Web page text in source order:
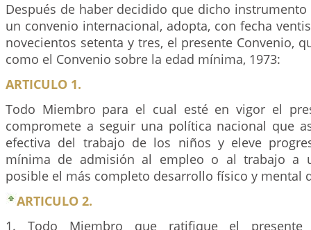
Después de haber decidido que dicho
un convenio internacional, adopta, con fecha
novecientos setenta y tres, el presente Convenio,
como el Convenio sobre la edad mínima, 1973:
ARTICULO 1.
Todo Miembro para el cual esté en vigor el
compromete a seguir una política nacional que
efectiva del trabajo de los niños y eleve
mínima de admisión al empleo o al trabajo a
posible el más completo desarrollo físico y mental
ARTICULO 2.
1. Todo Miembro que ratifique el presente